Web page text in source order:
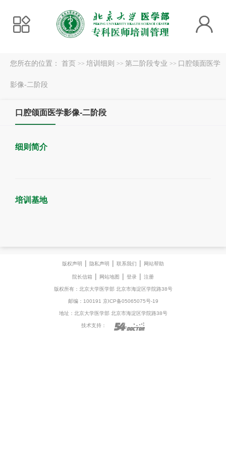
您所在的位置： 首页 >> 培训细则 >> 第二阶段专业 >> 口腔颌面医学
影像-二阶段
口腔颌面医学影像-二阶段
细则简介
培训基地
版权声明 | 隐私声明 | 联系我们 | 网站帮助
院长信箱 | 网站地图 | 登录 | 注册
版权所有：北京大学医学部 北京市海淀区学院路38号
邮编：100191 京ICP备05065075号-19
地址：北京大学医学部 北京市海淀区学院路38号
技术支持：